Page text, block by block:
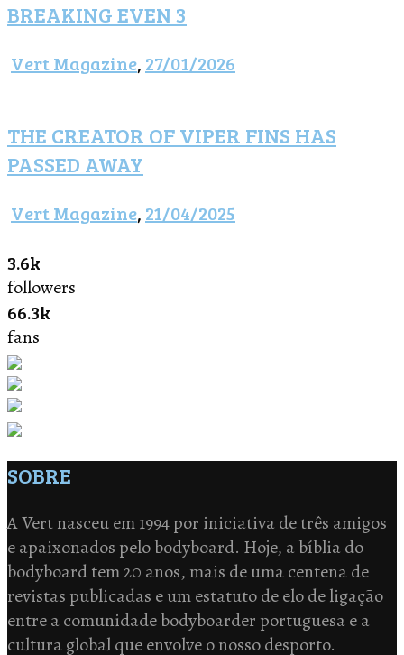
BREAKING EVEN 3
Vert Magazine, 27/01/2026
THE CREATOR OF VIPER FINS HAS
PASSED AWAY
Vert Magazine, 21/04/2025
3.6k
followers
66.3k
fans
SOBRE
A Vert nasceu em 1994 por iniciativa de três amigos
e apaixonados pelo bodyboard. Hoje, a bíblia do
bodyboard tem 20 anos, mais de uma centena de
revistas publicadas e um estatuto de elo de ligação
entre a comunidade bodyboarder portuguesa e a
cultura global que envolve o nosso desporto.